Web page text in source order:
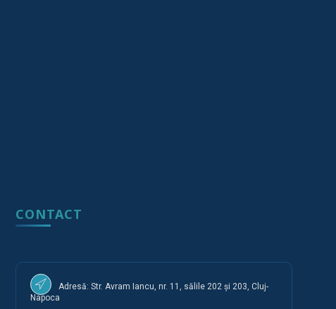
CONTACT
Adresă: Str. Avram Iancu, nr. 11, sălile 202 și 203, Cluj-
Napoca